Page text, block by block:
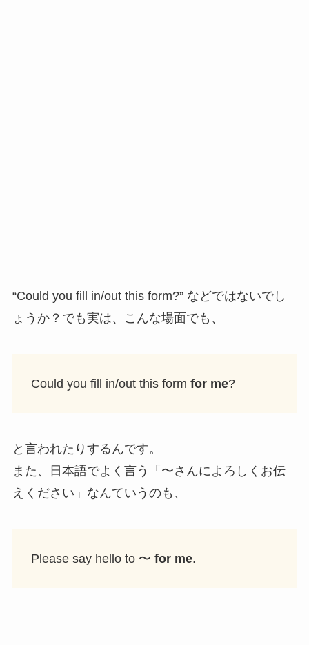
“Could you fill in/out this form?” などではないでし
ょうか？でも実は、こんな場面でも、
Could you fill in/out this form for me?
と言われたりするんです。
また、日本語でよく言う「〜さんによろしくお伝
えください」なんていうのも、
Please say hello to 〜 for me.